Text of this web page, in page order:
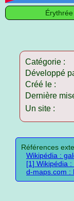
Catégorie :
Développé
Créé le :
Dernière
Un site :
Références
Wikipédia :
[1] Wikipédia
d-maps.com :